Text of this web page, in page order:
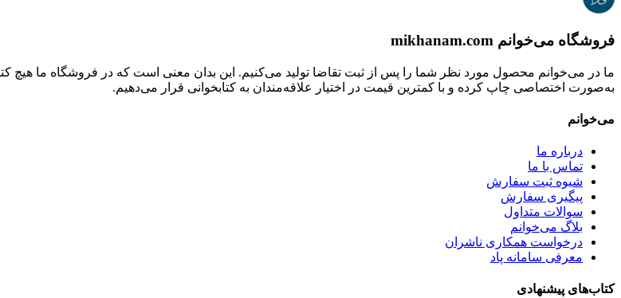
فروشگاه می‌خوانم mikhanam.com
ما در می‌خوانم محصول مورد نظر شما را پس از ثبت تقاضا تولید می‌کنیم. این بدان معنی است که در فروشگاه ما هیچ
به‌صورت اختصاصی چاپ کرده و با کمترین قیمت در اختیار علاقه‌مندان به کتابخوانی قرار می‌دهیم.
می‌خوانم
درباره ما
تماس با ما
شیوه ثبت سفارش
پیگیری سفارش
سوالات متداول
بلاگ می‌خوانم
درخواست همکاری ناشران
معرفی سامانه پاد
کتاب‌های پیشنهادی